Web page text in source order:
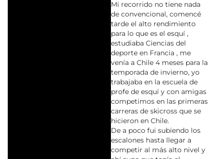
Mi recorrido no tiene nada
de convencional, comencé
tarde el alto rendimiento
para lo que es el esquí ,
estudiaba Ciencias del
deporte en Francia , me
venía a Chile 4 meses para la
temporada de invierno, yo
trabajaba en la escuela de
profe de esquí y con amigas
competimos en las primeras
carreras de skicross que se
hicieron en Chile.
De a poco fui subiendo los
escalones hasta llegar a
competir al más alto nivel y